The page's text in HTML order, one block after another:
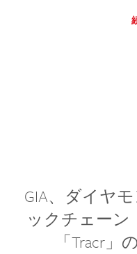
GIA、ダイヤ
ックチェー
「Tracr